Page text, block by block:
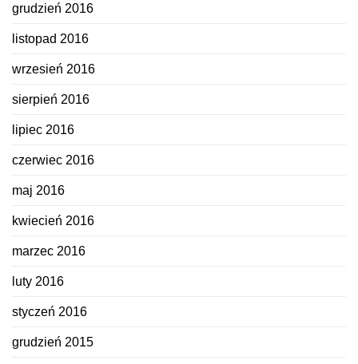
grudzień 2016
listopad 2016
wrzesień 2016
sierpień 2016
lipiec 2016
czerwiec 2016
maj 2016
kwiecień 2016
marzec 2016
luty 2016
styczeń 2016
grudzień 2015